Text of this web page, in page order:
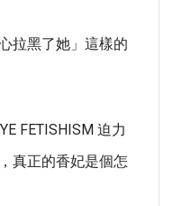
拉黑了她」這樣的
FETISHISM 迫力
真正的香妃是個怎